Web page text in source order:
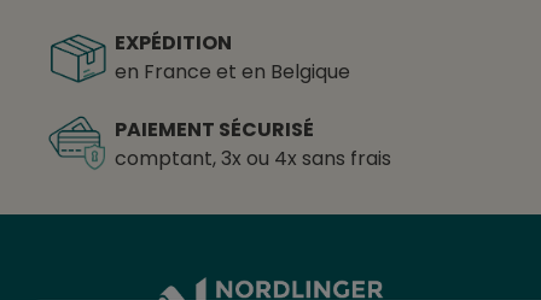
EXPÉDITION
en France et en Belgique
PAIEMENT SÉCURISÉ
comptant, 3x ou 4x sans frais